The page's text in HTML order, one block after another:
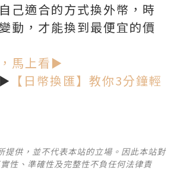
己適合的方式換外幣，時
動，才能換到最便宜的價
馬上看►
【日幣換匯】教你3分鐘輕
提供，並不代表本站的立場。因此本站對
性、準確性及完整性不負任何法律責